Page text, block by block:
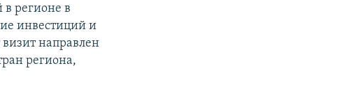
регионе в
инвестиций и
визит направлен
региона,